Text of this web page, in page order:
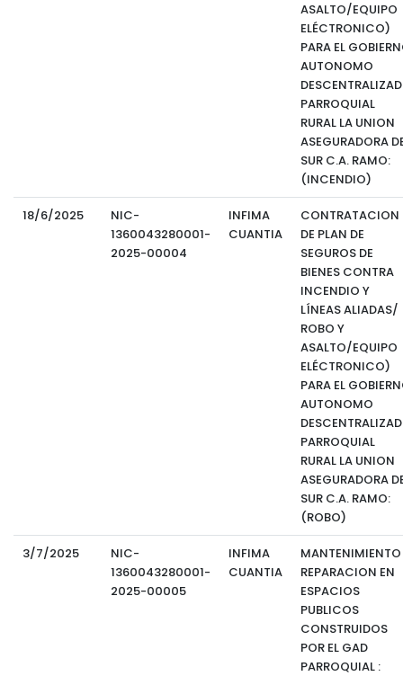
ASALTO/EQUIPO
ELÉCTRONICO)
PARA EL
AUTONOMO
PARROQUIAL
RURAL LA UNION
ASEGURADORA
SUR C.A. RAMO:
(INCENDIO)
18/6/2025
NIC-
1360043280001-
2025-00004
INFIMA
CUANTIA
CONTRATACION
DE PLAN DE
SEGUROS DE
BIENES CONTRA
INCENDIO Y
LÍNEAS ALIADAS/
ROBO Y
ASALTO/EQUIPO
ELÉCTRONICO)
PARA EL
AUTONOMO
PARROQUIAL
RURAL LA UNION
ASEGURADORA
SUR C.A. RAMO:
(ROBO)
3/7/2025
NIC-
1360043280001-
2025-00005
INFIMA
CUANTIA
MANTENIMIENTO
REPARACION EN
ESPACIOS
PUBLICOS
CONSTRUIDOS
POR EL GAD
PARROQUIAL :